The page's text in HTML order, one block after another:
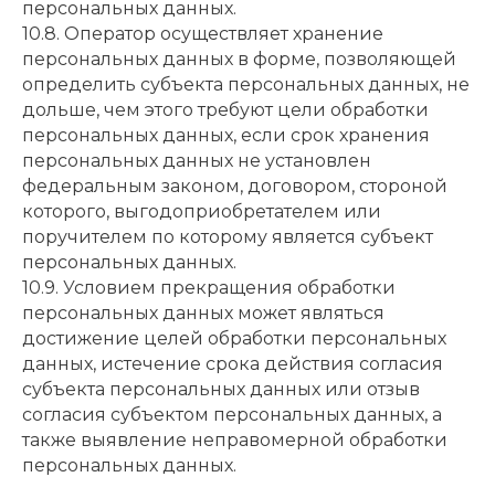
персональных данных.
10.8. Оператор осуществляет хранение
персональных данных в форме, позволяющей
определить субъекта персональных данных, не
дольше, чем этого требуют цели обработки
персональных данных, если срок хранения
персональных данных не установлен
федеральным законом, договором, стороной
которого, выгодоприобретателем или
поручителем по которому является субъект
персональных данных.
10.9. Условием прекращения обработки
персональных данных может являться
достижение целей обработки персональных
данных, истечение срока действия согласия
субъекта персональных данных или отзыв
согласия субъектом персональных данных, а
также выявление неправомерной обработки
персональных данных.